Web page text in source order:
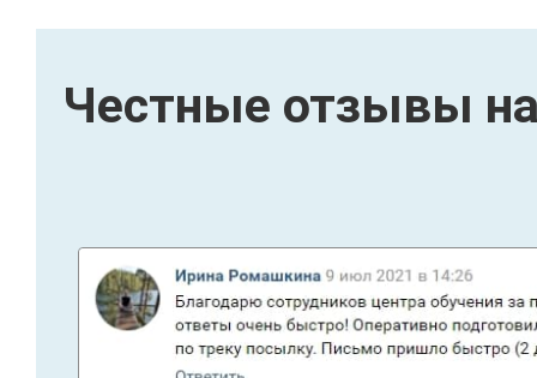
Честные отзывы